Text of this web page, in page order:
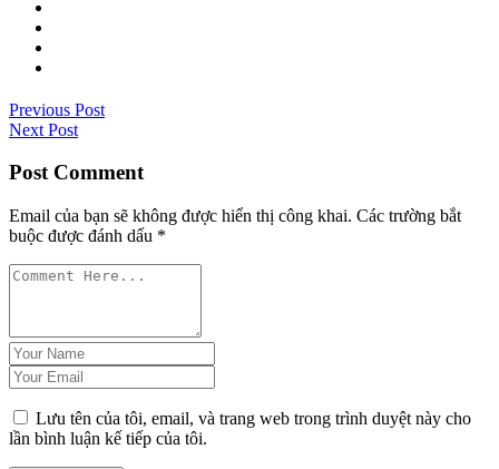
Previous Post
Next Post
Post Comment
Email của bạn sẽ không được hiển thị công khai. Các trường bắt
buộc được đánh dấu *
Lưu tên của tôi, email, và trang web trong trình duyệt này cho
lần bình luận kế tiếp của tôi.